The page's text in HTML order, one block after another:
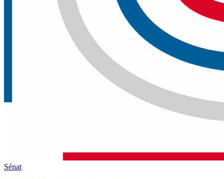
Sénat